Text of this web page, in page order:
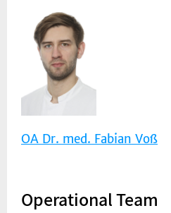
OA Dr. med. Fabian Voß
Operational Team